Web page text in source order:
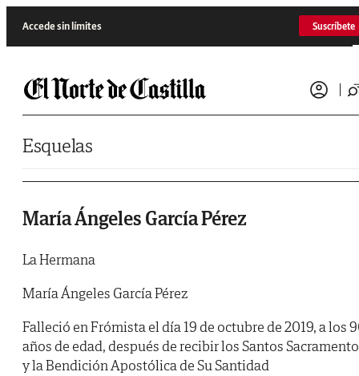
Accede sin límites Suscríbete
Esquelas
María Ángeles García Pérez
La Hermana
María Ángeles García Pérez
Falleció en Frómista el día 19 de octubre de 2019, a los
años de edad, después de recibir los Santos
y la Bendición Apostólica de Su Santidad